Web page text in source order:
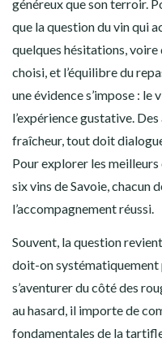
généreux que son terroir.
que la question du vin qui
quelques hésitations, voire
choisi, et l’équilibre du
une évidence s’impose : le
l’expérience gustative.
fraîcheur, tout doit
Pour explorer les
six vins de Savoie,
l’accompagnement réussi.
Souvent, la question
doit-on
s’aventurer du côté des
au hasard, il importe de
fondamentales de la